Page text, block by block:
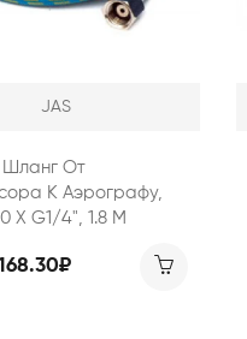
JAS
Шланг От
К Аэрографу,
Х G1/4", 1.8 М